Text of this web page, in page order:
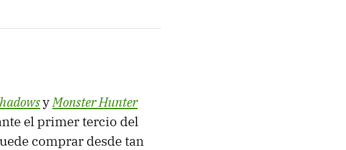
yMonster Hunter
el primer tercio del
comprar desde tan